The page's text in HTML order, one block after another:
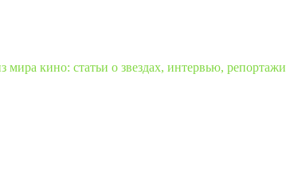
кино: статьи о звездах, интервью, репортажи